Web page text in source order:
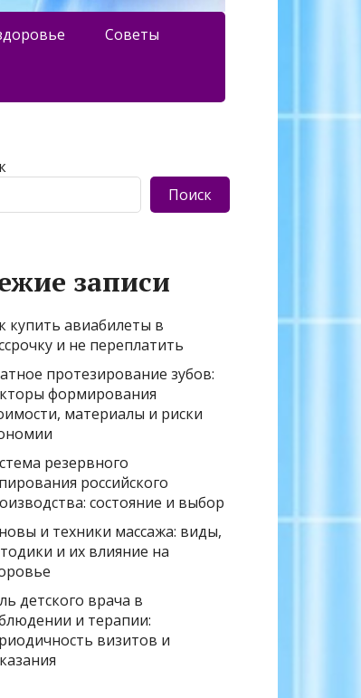
Советы
Поиск
записи
купить авиабилеты в
и не переплатить
протезирование зубов:
формирования
материалы и риски
резервного
российского
состояние и выбор
и техники массажа: виды,
и их влияние на
детского врача в
и терапии:
визитов и